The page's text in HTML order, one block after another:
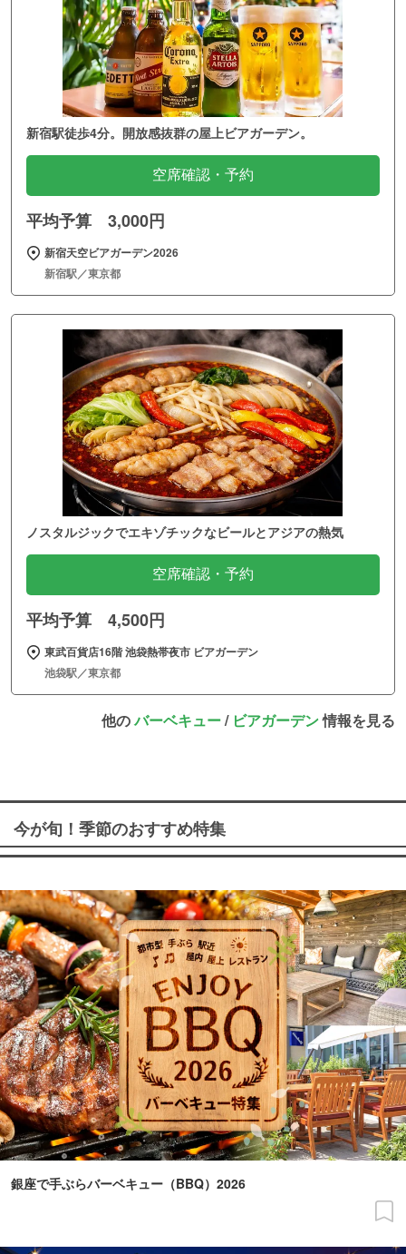
新宿駅徒歩4分。開放感抜群の屋上ビアガーデン。
空席確認・予約
平均予算 3,000円
新宿天空ビアガーデン2026
新宿駅／東京都
ノスタルジックでエキゾチックなビールとアジアの熱気
空席確認・予約
平均予算 4,500円
東武百貨店16階 池袋熱帯夜市 ビアガーデン
池袋駅／東京都
他のバーベキュー/ ビアガーデン情報を見る
今が旬！季節のおすすめ特集
銀座で手ぶらバーベキュー（BBQ）2026